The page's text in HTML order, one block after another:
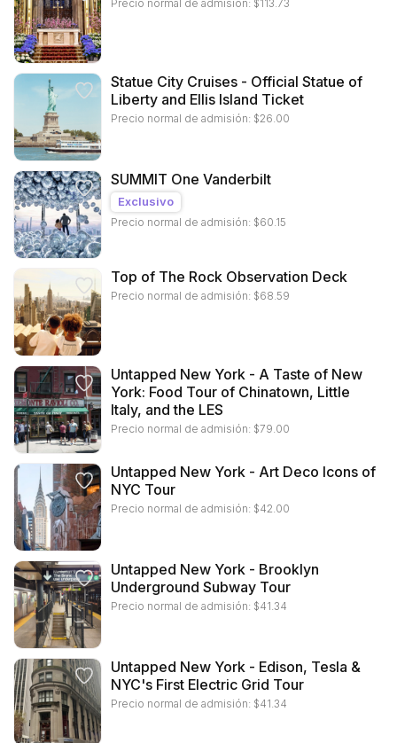
Precio normal de admisión: $113.73
Statue City Cruises - Official Statue of
Liberty and Ellis Island Ticket
Precio normal de admisión: $26.00
SUMMIT One Vanderbilt
Exclusivo
Precio normal de admisión: $60.15
Top of The Rock Observation Deck
Precio normal de admisión: $68.59
Untapped New York - A Taste of New
York: Food Tour of Chinatown, Little
Italy, and the LES
Precio normal de admisión: $79.00
Untapped New York - Art Deco Icons of
NYC Tour
Precio normal de admisión: $42.00
Untapped New York - Brooklyn
Underground Subway Tour
Precio normal de admisión: $41.34
Untapped New York - Edison, Tesla &
NYC's First Electric Grid Tour
Precio normal de admisión: $41.34